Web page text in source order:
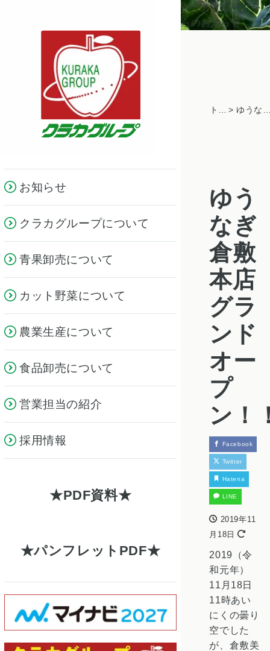
お知らせ
クラカグループについて
青果卸売について
カット野菜について
農業生産について
食品卸売について
営業担当の紹介
採用情報
PDF資料
パンフレットPDF
クラカグループか
らのお知らせ
トピックス一覧 > ゆうなぎ倉敷本店グラン
ゆう
なぎ
倉敷
本店
グラ
ンド
オー
プ
ン！
Facebook
Twitter
Hatena
LINE
2019年11
月18日
2019（令
和元年）
11月18日
11時あい
にくの曇り
空でした
が、倉敷美